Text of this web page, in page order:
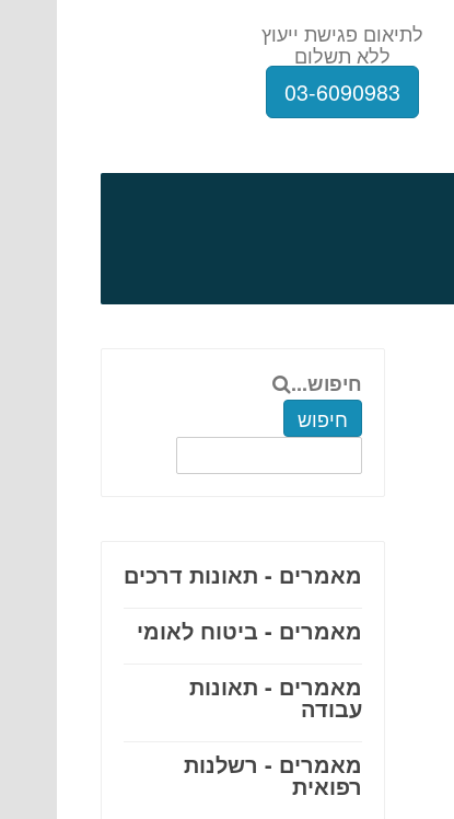
לתיאום פגישת ייעוץ
ללא תשלום
03-6090983
חיפוש...
חיפוש
מאמרים - תאונות דרכים
מאמרים - ביטוח לאומי
מאמרים - תאונות
עבודה
מאמרים - רשלנות
רפואית